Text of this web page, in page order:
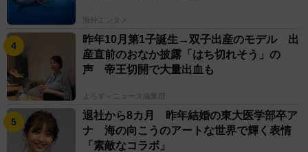
海外エンタメ
昨年10月第1子誕生→双子出産のモデル 出
産直前のおなか披露「はち切れそう」の
声 帝王切開で大量出血も
よろず～ニュース編集部
退社から8カ月 昨年結婚の東大医学部卒ア
ナ 海の向こうのアートな世界で輝く表情
「素敵なコラボ」